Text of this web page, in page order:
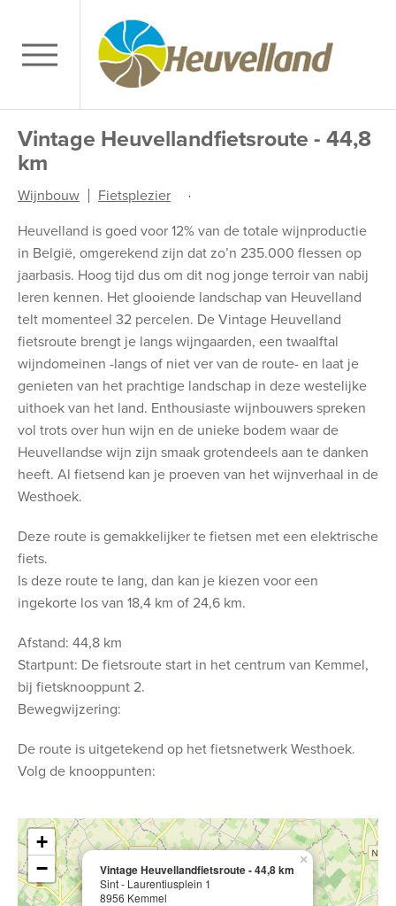
Vintage Heuvellandfietsroute - 44,8
km
Wijnbouw
Fietsplezier
Heuvelland is goed voor 12% van de totale wijnproductie
in België, omgerekend zijn dat zo’n 235.000 flessen op
jaarbasis. Hoog tijd dus om dit nog jonge terroir van nabij
leren kennen. Het glooiende landschap van Heuvelland
telt momenteel 32 percelen. De Vintage Heuvelland
fietsroute brengt je langs wijngaarden, een twaalftal
wijndomeinen -langs of niet ver van de route- en laat je
genieten van het prachtige landschap in deze westelijke
uithoek van het land. Enthousiaste wijnbouwers spreken
vol trots over hun wijn en de unieke bodem waar de
Heuvellandse wijn zijn smaak grotendeels aan te danken
heeft. Al fietsend kan je proeven van het wijnverhaal in de
Westhoek.
Deze route is gemakkelijker te fietsen met een elektrische
fiets.
Is deze route te lang, dan kan je kiezen voor een
ingekorte los van 18,4 km of 24,6 km.
Afstand: 44,8 km
Startpunt: De fietsroute start in het centrum van Kemmel,
bij fietsknooppunt 2.
Bewegwijzering:
De route is uitgetekend op het fietsnetwerk Westhoek.
Volg de knooppunten:
Vintage Heuvellandfietsroute - 44,8 km
Sint - Laurentiusplein 1
8956 Kemmel
×
+
−